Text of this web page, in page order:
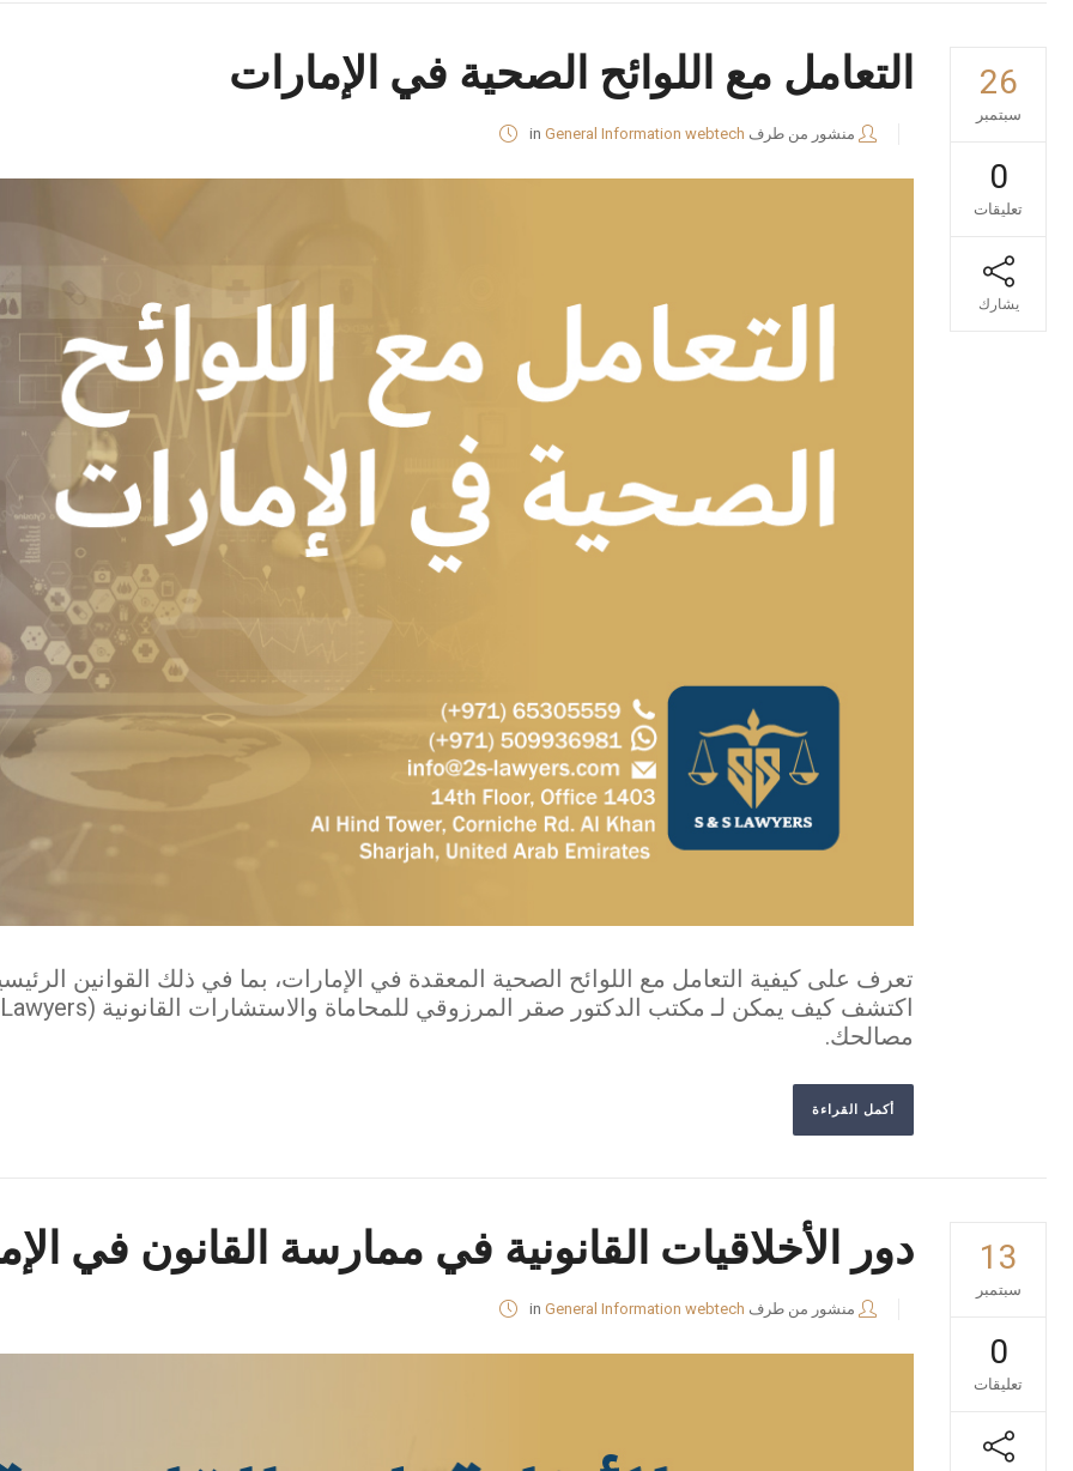
26
سبتمبر
0
تعليقات
يشارك
التعامل مع اللوائح الصحية في الإمارات
منشور من طرف webtech
in General Information
تعرف على كيفية التعامل مع اللوائح الصحية المعقدة في الإمارات، بما في ذلك القوانين
مصالحك.
أكمل القراءة
13
سبتمبر
0
تعليقات
دور الأخلاقيات القانونية في ممارسة القانون في
منشور من طرف webtech
in General Information